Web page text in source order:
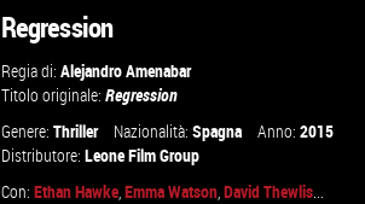
Regression
Regia di:Alejandro Amenabar
Titolo originale:Regression
Genere:Thriller Nazionalità:Spagna Anno:2015
Distributore:Leone Film Group
Con:Ethan Hawke,Emma Watson,David Thewlis...